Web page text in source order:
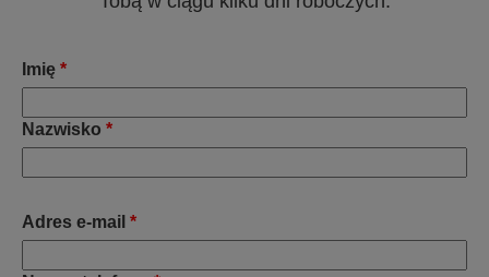
Imię *
Nazwisko *
Adres e-mail *